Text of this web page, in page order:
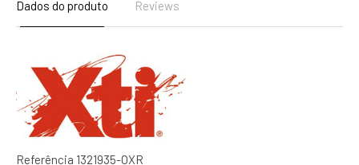
Dados do produto Reviews
Referência 1321935-OXR